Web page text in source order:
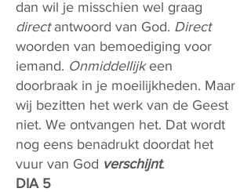
dan wil je misschien wel graag
directantwoord van God. Direct
woorden van bemoediging voor
iemand. Onmiddellijkeen
doorbraak in je moeilijkheden. Maar
wij bezitten het werk van de Geest
niet. We ontvangen het. Dat wordt
nog eens benadrukt doordat het
vuur van God verschijnt.
DIA 5